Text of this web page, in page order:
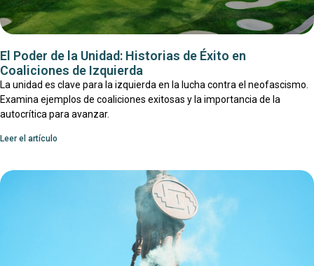
El Poder de la Unidad: Historias de Éxito en
Coaliciones de Izquierda
La unidad es clave para la izquierda en la lucha contra el neofascismo.
Examina ejemplos de coaliciones exitosas y la importancia de la
autocrítica para avanzar.
Leer el artículo